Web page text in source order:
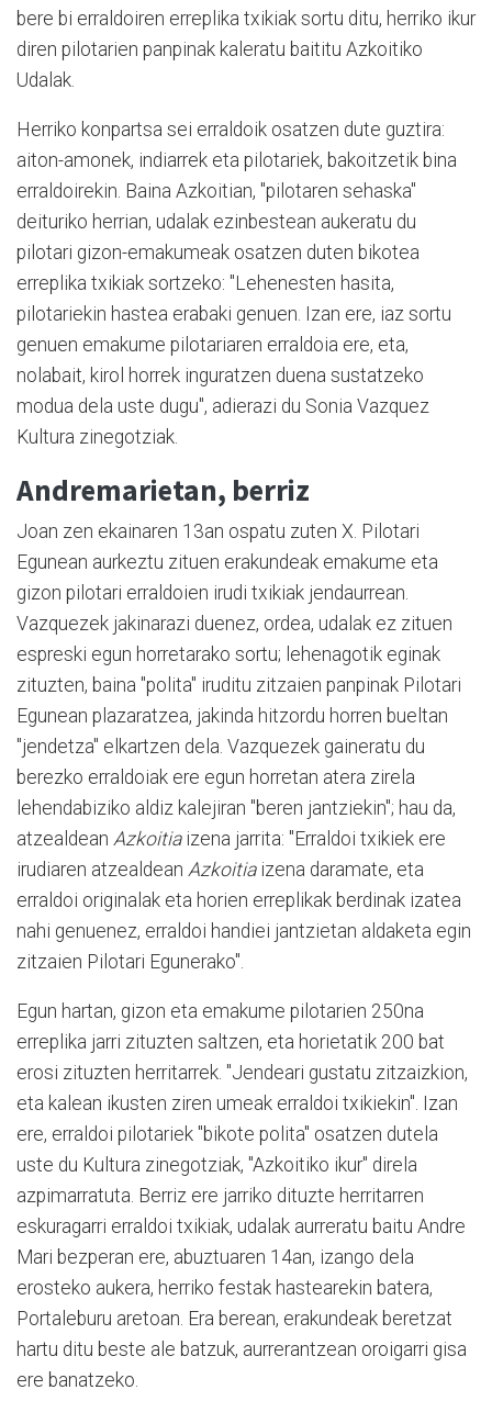
bere bi erraldoiren erreplika txikiak sortu ditu, herriko ikur
diren pilotarien panpinak kaleratu baititu Azkoitiko
Udalak.
Herriko konpartsa sei erraldoik osatzen dute guztira:
aiton-amonek, indiarrek eta pilotariek, bakoitzetik bina
erraldoirekin. Baina Azkoitian, "pilotaren sehaska"
deituriko herrian, udalak ezinbestean aukeratu du
pilotari gizon-emakumeak osatzen duten bikotea
erreplika txikiak sortzeko: "Lehenesten hasita,
pilotariekin hastea erabaki genuen. Izan ere, iaz sortu
genuen emakume pilotariaren erraldoia ere, eta,
nolabait, kirol horrek inguratzen duena sustatzeko
modua dela uste dugu", adierazi du Sonia Vazquez
Kultura zinegotziak.
Andremarietan, berriz
Joan zen ekainaren 13an ospatu zuten X. Pilotari
Egunean aurkeztu zituen erakundeak emakume eta
gizon pilotari erraldoien irudi txikiak jendaurrean.
Vazquezek jakinarazi duenez, ordea, udalak ez zituen
espreski egun horretarako sortu; lehenagotik eginak
zituzten, baina "polita" iruditu zitzaien panpinak Pilotari
Egunean plazaratzea, jakinda hitzordu horren bueltan
"jendetza" elkartzen dela. Vazquezek gaineratu du
berezko erraldoiak ere egun horretan atera zirela
lehendabiziko aldiz kalejiran "beren jantziekin"; hau da,
atzealdean Azkoitiaizena jarrita: "Erraldoi txikiek ere
irudiaren atzealdean Azkoitiaizena daramate, eta
erraldoi originalak eta horien erreplikak berdinak izatea
nahi genuenez, erraldoi handiei jantzietan aldaketa egin
zitzaien Pilotari Egunerako".
Egun hartan, gizon eta emakume pilotarien 250na
erreplika jarri zituzten saltzen, eta horietatik 200 bat
erosi zituzten herritarrek. "Jendeari gustatu zitzaizkion,
eta kalean ikusten ziren umeak erraldoi txikiekin". Izan
ere, erraldoi pilotariek "bikote polita" osatzen dutela
uste du Kultura zinegotziak, "Azkoitiko ikur" direla
azpimarratuta. Berriz ere jarriko dituzte herritarren
eskuragarri erraldoi txikiak, udalak aurreratu baitu Andre
Mari bezperan ere, abuztuaren 14an, izango dela
erosteko aukera, herriko festak hastearekin batera,
Portaleburu aretoan. Era berean, erakundeak beretzat
hartu ditu beste ale batzuk, aurrerantzean oroigarri gisa
ere banatzeko.